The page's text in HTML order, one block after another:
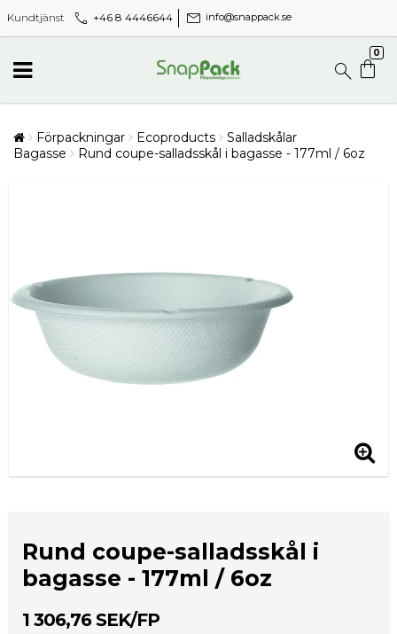
Kundtjänst call +46 8 4446644 mail info@snappack.se
0
Förpackningar Ecoproducts
Salladskålar
Bagasse
Rund coupe-salladsskål i bagasse - 177ml / 6oz
Rund coupe-salladsskål i
bagasse - 177ml / 6oz
1 306,76 SEK/FP